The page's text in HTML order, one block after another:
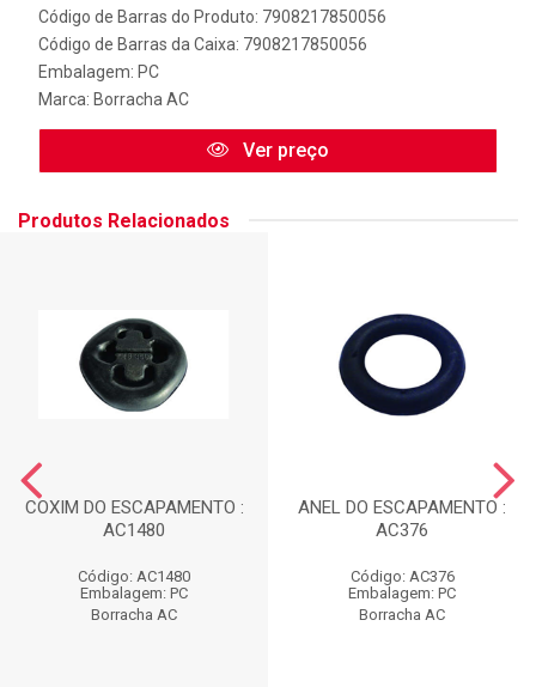
Código de Barras do Produto: 7908217850056
Código de Barras da Caixa: 7908217850056
Embalagem: PC
Marca: Borracha AC
Ver preço
Produtos Relacionados
COXIM DO ESCAPAMENTO :
AC1480
Código: AC1480
Embalagem: PC
Borracha AC
ANEL DO ESCAPAMENTO :
AC376
Código: AC376
Embalagem: PC
Borracha AC